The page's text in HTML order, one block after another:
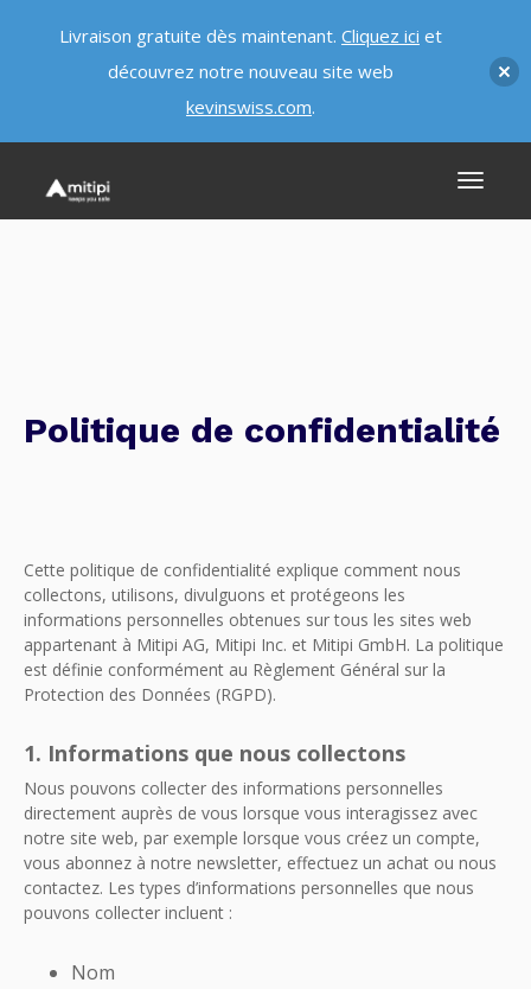
Politique de confidentialité
Cette politique de confidentialité explique comment nous
collectons, utilisons, divulguons et protégeons les
informations personnelles obtenues sur tous les sites web
appartenant à Mitipi AG, Mitipi Inc. et Mitipi GmbH. La politique
est définie conformément au Règlement Général sur la
Protection des Données (RGPD).
1. Informations que nous collectons
Nous pouvons collecter des informations personnelles
directement auprès de vous lorsque vous interagissez avec
notre site web, par exemple lorsque vous créez un compte,
vous abonnez à notre newsletter, effectuez un achat ou nous
contactez. Les types d’informations personnelles que nous
pouvons collecter incluent :
Nom
Livraison gratuite dès maintenant. Cliquez ici et
découvrez notre nouveau site web
kevinswiss.com.